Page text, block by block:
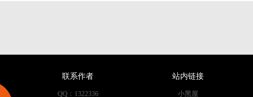
联系作者
QQ：1322336
站内链接
小黑屋